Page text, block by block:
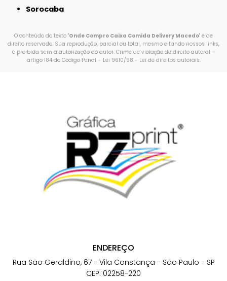
Sorocaba
O conteúdo do texto "Onde Compro Caixa Comida Delivery Macedo" é de
direito reservado. Sua reprodução, parcial ou total, mesmo citando nossos links,
é proibida sem a autorização do autor. Crime de violação de direito autoral –
artigo 184 do Código Penal – Lei 9610/98 - Lei de direitos autorais.
ENDEREÇO
Rua São Geraldino, 67 - Vila Constança - São Paulo - SP
CEP: 02258-220